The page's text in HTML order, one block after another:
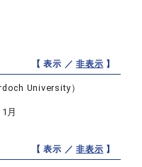
【 表示 ／非表示 】
University）
月
【 表示 ／非表示 】